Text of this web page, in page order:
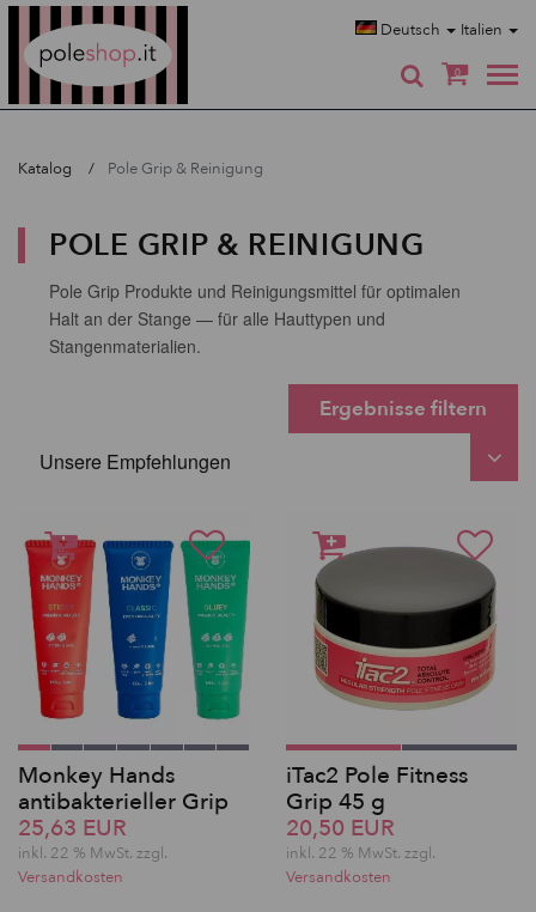
Deutsch Italien
0
Katalog Pole Grip & Reinigung
POLE GRIP & REINIGUNG
Pole Grip Produkte und Reinigungsmittel für optimalen
Halt an der Stange — für alle Hauttypen und
Stangenmaterialien.
Ergebnisse filtern
Monkey Hands
antibakterieller Grip
25,63 EUR
inkl. 22 % MwSt. zzgl.
Versandkosten
iTac2 Pole Fitness
Grip 45 g
20,50 EUR
inkl. 22 % MwSt. zzgl.
Versandkosten